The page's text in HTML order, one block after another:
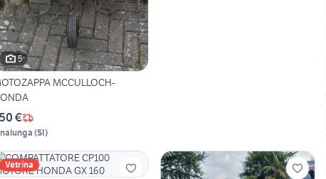
5
MCCULLOCH-
€
(SI)
Vetrina